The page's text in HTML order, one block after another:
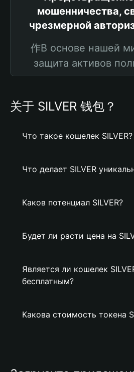
мошенничества,
чрезмерной
作В основе нашей
защита активов
关于 SILVER 钱包？
Что такое кошелек SILVER?
Что делает SILVER
Каков потенциал SILVER?
Будет ли расти цена на
Является ли кошелек
бесплатным?
Какова стоимость токена